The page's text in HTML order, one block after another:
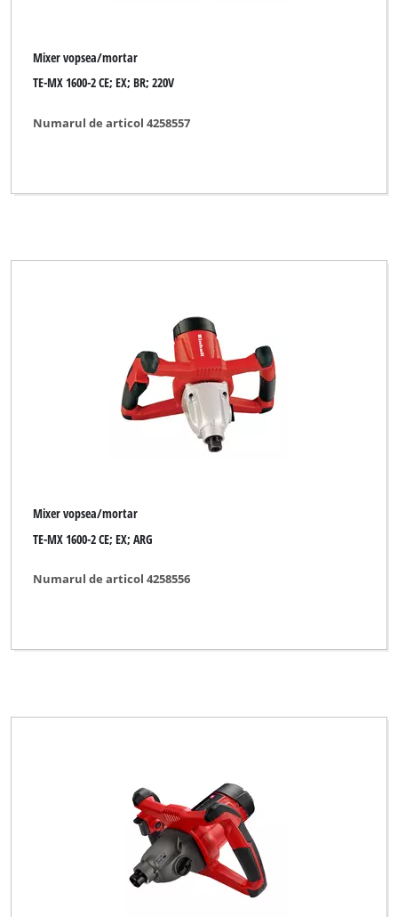
Mixer vopsea/mortar
TE-MX 1600-2 CE; EX; BR; 220V
Numarul de articol 4258557
Mixer vopsea/mortar
TE-MX 1600-2 CE; EX; ARG
Numarul de articol 4258556